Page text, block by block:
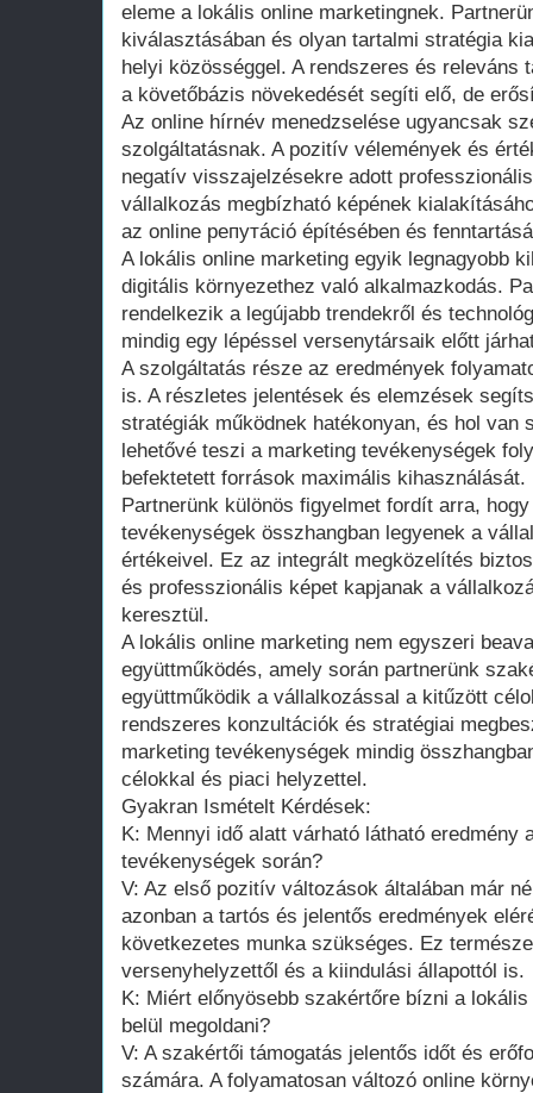
eleme a lokális online marketingnek.
kiválasztásában és olyan tartalmi stratégia
helyi közösséggel. A rendszeres és releváns
a követőbázis növekedését segíti elő, de
Az online hírnév menedzselése ugyancsak
szolgáltatásnak. A pozitív vélemények és
negatív visszajelzésekre adott
vállalkozás megbízható képének
az online репутáció építésében és
A lokális online marketing egyik legnagyobb
digitális környezethez való alkalmazkodás.
rendelkezik a legújabb trendekről és
mindig egy lépéssel versenytársaik előtt
A szolgáltatás része az eredmények
is. A részletes jelentések és elemzések
stratégiák működnek hatékonyan, és hol van
lehetővé teszi a marketing tevékenységek
befektetett források maximális kihasználását.
Partnerünk különös figyelmet fordít arra,
tevékenységek összhangban legyenek a
értékeivel. Ez az integrált megközelítés
és professzionális képet kapjanak a
keresztül.
A lokális online marketing nem egyszeri
együttműködés, amely során partnerünk
együttműködik a vállalkozással a kitűzött
rendszeres konzultációk és stratégiai
marketing tevékenységek mindig
célokkal és piaci helyzettel.
Gyakran Ismételt Kérdések:
K: Mennyi idő alatt várható látható eredmény
tevékenységek során?
V: Az első pozitív változások általában már
azonban a tartós és jelentős eredmények
következetes munka szükséges. Ez
versenyhelyzettől és a kiindulási állapottól is.
K: Miért előnyösebb szakértőre bízni a
belül megoldani?
V: A szakértői támogatás jelentős időt és
számára. A folyamatosan változó online